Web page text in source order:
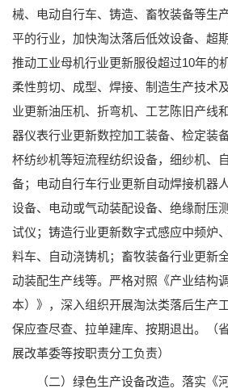
械、电动自行车、铸造、畜牧装备等生
平的行业，加快淘汰落后低效设备、超
推动工业母机行业更新服役超过10年的
柔性剪切、成型、焊接、制造生产技术
业更新油压机、折弯机、工艺陈旧产线
器仪表行业更新数控加工装备、检定装
杯纺纱机等短流程纺织设备，细纱机、
备；电动自行车行业更新自动焊接机器
设备、电动或气动装配设备、绝缘耐压
试仪；铸造行业更新数字式感应中频炉
料车、自动浇铸机；畜牧装备行业更新
动装配生产线等。严格对照《产业结构
本）》，深入组织开展淘汰类落后生产
保应查尽查、拉单建库、按期退出。（
展改革委等按职责分工负责）
（二）绿色生产设备改造。落实《